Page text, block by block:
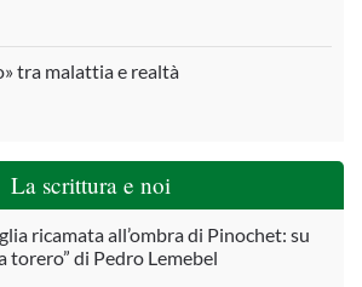
tra malattia e realtà
La scrittura e noi
ricamata all’ombra di Pinochet: su
torero” di Pedro Lemebel